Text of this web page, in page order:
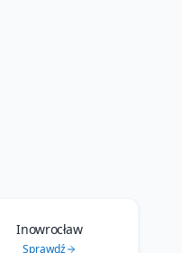
Inowrocław
Sprawdź